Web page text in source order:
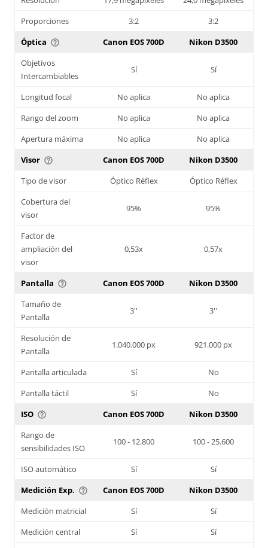
Proporciones
3:2
3:2
Óptica help_outline Canon EOS 700D
Nikon D3500
Objetivos
Intercambiables
Sí Sí
Longitud focal No aplica
No aplica
Rango del zoom
No aplica
No aplica
Apertura máxima
No aplica
No aplica
Visor help_outline Canon EOS 700D
Nikon D3500
Tipo de visor
Óptico Réflex
Óptico Réflex
Cobertura del
visor
95% 95%
Factor de
ampliación del
visor
0,53x 0,57x
Pantalla help_outline Canon EOS 700D
Nikon D3500
Tamaño de
Pantalla
3'' 3''
Resolución de
Pantalla
1.040.000 px 921.000 px
Pantalla articulada Sí
No
Pantalla táctil
Sí
No
ISO help_outline Canon EOS 700D
Nikon D3500
Rango de
sensibilidades ISO
100 - 12.800 100 - 25.600
ISO automático Sí
Sí
Medición Exp. help_outline Canon EOS 700D
Nikon D3500
Medición matricial
Sí
Sí
Medición central
Sí
Sí